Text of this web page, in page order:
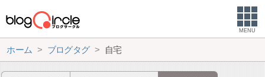
MENU
ホーム ブログタグ 自宅